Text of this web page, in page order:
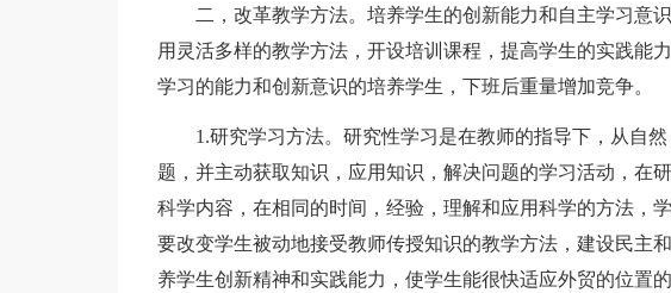
二，改革教学方法。培养学生的创新能力和自主学习意
用灵活多样的教学方法，开设培训课程，提高学生的实践能
学习的能力和创新意识的培养学生，下班后重量增加竞争。
1.研究学习方法。研究性学习是在教师的指导下，从自然
题，并主动获取知识，应用知识，解决问题的学习活动，在
科学内容，在相同的时间，经验，理解和应用科学的方法，
要改变学生被动地接受教师传授知识的教学方法，建设民主
养学生创新精神和实践能力，使学生能很快适应外贸的位置的